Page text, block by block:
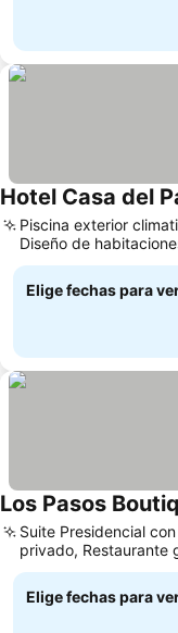
Hotel Casa del
Piscina exterior
Diseño de
guatemalteco
Elige fechas para
Los Pasos
Suite Presidencial
privado, Restaurante
Campanas
Elige fechas para